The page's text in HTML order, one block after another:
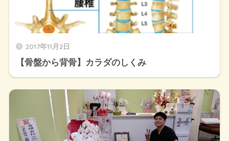
2017年11月2日
【骨盤から背骨】カラダのしくみ